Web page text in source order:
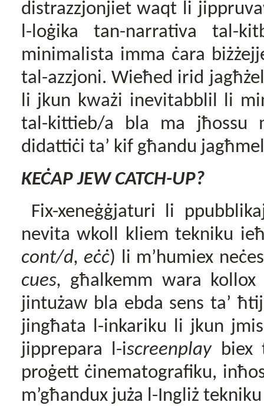
distrazzjonjiet waqt li
l-loġika tan-narrativa tal-
minimalista imma ċara
tal-azzjoni. Wieħed irid
li jkun kważi inevitabblil li
tal-kittieb/a bla ma jħossu
didattiċi ta’ kif għandu
KEĊAP JEW CATCH-UP?
Fix-xeneġġjaturi li
nevita wkoll kliem tekniku
cont/d, eċċ) li m’humiex
cues, għalkemm wara kollox
jintużaw bla ebda sens ta’
jingħata l-inkariku li jkun
jipprepara l-iscreenplay biex
proġett ċinematografiku,
m’għandux juża l-Ingliż